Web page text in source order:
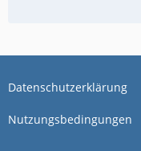
Datenschutzerklärung
Nutzungsbedingungen